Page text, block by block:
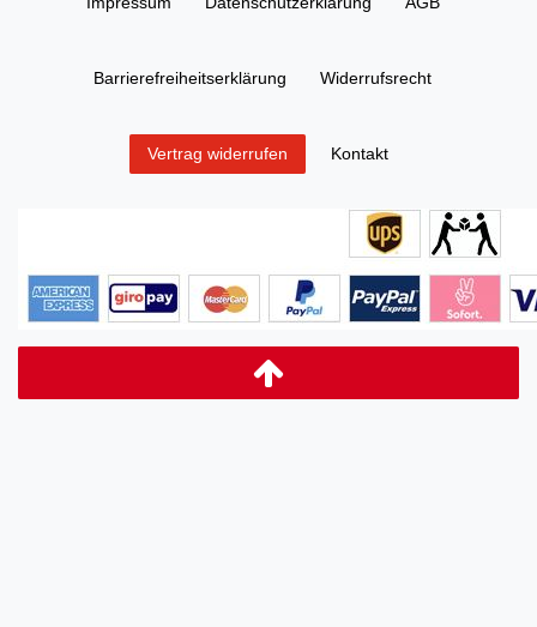
Barrierefreiheitserklärung Widerrufs­recht
Vertrag widerrufen Kontakt